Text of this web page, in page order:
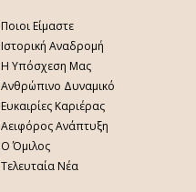
Ποιοι Είμαστε
Ιστορική Αναδρομή
Η Υπόσχεση Μας
Ανθρώπινο Δυναμικό
Ευκαιρίες Καριέρας
Αειφόρος Ανάπτυξη
Ο Όμιλος
Τελευταία Νέα